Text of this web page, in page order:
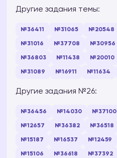
Другие задания темы:
№36411 №31065 №20548
№31016 №37708 №30956
№36803 №11438 №20010
№31089 №16911 №11634
Другие задания №26:
№36456 №14030 №37100
№12657 №36382 №36518
№15187 №16537 №12459
№15106 №36618 №37392